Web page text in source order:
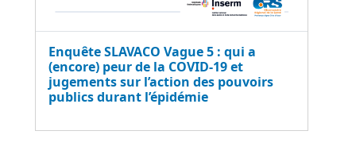
Enquête SLAVACO Vague 5 : qui a
(encore) peur de la COVID-19 et
jugements sur l’action des pouvoirs
publics durant l’épidémie